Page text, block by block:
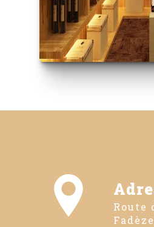
Route de Mèze, Domaine la